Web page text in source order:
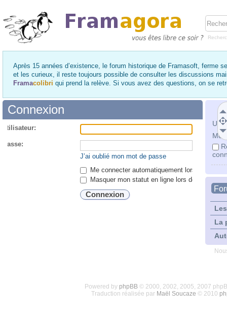
Après 15 années d’existence, le forum historique de Framasoft, ferme
et les curieux, il reste toujours possible de consulter les discussions
Framacolibri qui prend la relève. Si vous avez des questions, on se
Mot
La
Connexion
passe:
J’ai oublié mon mot de passe
Me connecter automatiquement lors de
Masquer mon statut en ligne lors de cette
Powered by phpBB© 2000, 2002, 2005, 2007
Traduction réalisée par Maël Soucaze © 2010